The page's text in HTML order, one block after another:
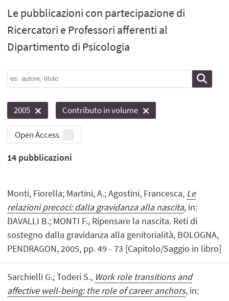
Le pubblicazioni con partecipazione di
Ricercatori e Professori afferenti al
Dipartimento di Psicologia
2005 Contributo in volume
Open Access
14 pubblicazioni
Monti, Fiorella; Martini, A.; Agostini, Francesca, Le
relazioni precoci: dalla gravidanza alla nascita, in:
DAVALLI B.; MONTI F., Ripensare la nascita. Reti di
sostegno dalla gravidanza alla genitorialità, BOLOGNA,
PENDRAGON, 2005, pp. 49 - 73 [Capitolo/Saggio in libro]
Sarchielli G.; Toderi S., Work role transitions and
affective well-being: the role of career anchors, in: